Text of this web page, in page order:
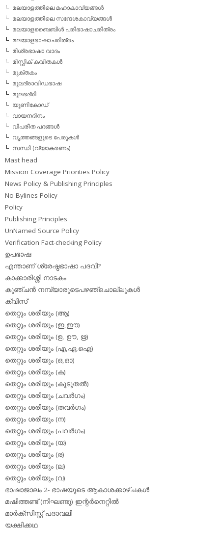
മലയാളത്തിലെ മഹാകാവ്യങ്ങള്‍
മലയാളത്തിലെ സന്ദേശകാവ്യങ്ങള്‍
മലയാളബൈബിള്‍ പരിഭാഷാചരിത്രം
മലയാളഭാഷാചരിത്രം
മിശ്രഭാഷാ വാദം
മിസ്റ്റിക് കവിതകള്‍
മുക്തകം
മൂലദ്രാവിഡഭാഷ
മൂലഭദ്രി
യൂണികോഡ്
വായനദിനം
വിപരീത പദങ്ങള്‍
വൃത്തങ്ങളുടെ പേരുകള്‍
സന്ധി (വ്യാകരണം)
Mast head
Mission Coverage Priorities Policy
News Policy & Publishing Principles
No Bylines Policy
Policy
Publishing Principles
UnNamed Source Policy
Verification Fact-checking Policy
ഉപഭാഷ
എന്താണ് ശ്രേഷ്ഠഭാഷാ പദവി?
കാക്കാരിശ്ശി നാടകം
കുഞ്ചന്‍ നമ്പ്യാരുടെപഴഞ്ചൊല്ലുകള്‍
ക്വിസ്
തെറ്റും ശരിയും (ആ)
തെറ്റും ശരിയും (ഇ,ഈ)
തെറ്റും ശരിയും (ഉ, ഊ, ഋ)
തെറ്റും ശരിയും (എ,ഏ,ഐ)
തെറ്റും ശരിയും (ഒ,ഓ)
തെറ്റും ശരിയും (ക)
തെറ്റും ശരിയും (കൂടുതല്‍)
തെറ്റും ശരിയും (ചവര്‍ഗം)
തെറ്റും ശരിയും (തവര്‍ഗം)
തെറ്റും ശരിയും (ന)
തെറ്റും ശരിയും (പവര്‍ഗം)
തെറ്റും ശരിയും (യ)
തെറ്റും ശരിയും (ര)
തെറ്റും ശരിയും (ല)
തെറ്റും ശരിയും (വ)
ഭാഷാജാലം 2- ഭാഷയുടെ ആകാശക്കാഴ്ചകള്‍
മഷിത്തണ്ട് (നിഘണ്ടു) ഇന്റര്‍നെറ്റില്‍
മാര്‍ക്‌സിസ്റ്റ് പദാവലി
യക്ഷിക്കഥ